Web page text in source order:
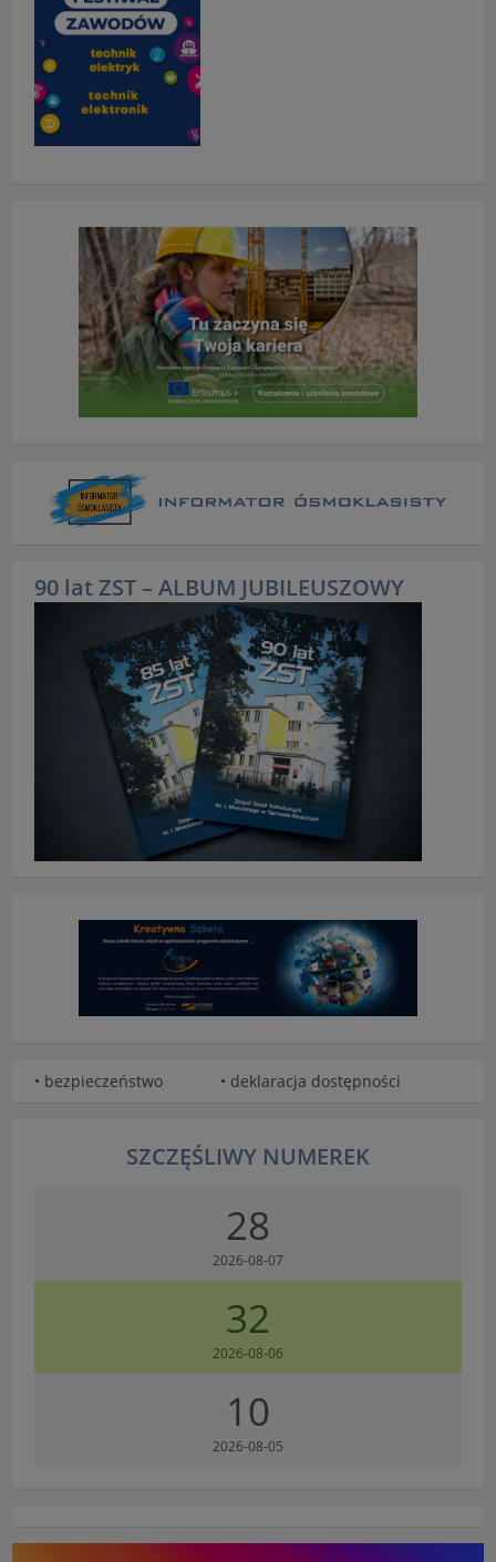
90 lat ZST – ALBUM JUBILEUSZOWY
• bezpieczeństwo • deklaracja dostępności
SZCZĘŚLIWY NUMEREK
28
2026-08-07
32
2026-08-06
10
2026-08-05